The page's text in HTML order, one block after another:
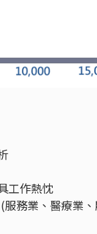
工作熱忱
務業、醫療業